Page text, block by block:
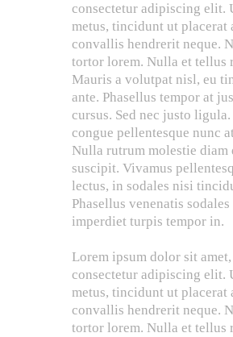
consectetur adipiscing elit.
metus, tincidunt ut placerat
convallis hendrerit neque.
tortor lorem. Nulla et tellus
Mauris a volutpat nisl, eu
ante. Phasellus tempor at
cursus. Sed nec justo
congue pellentesque nunc
Nulla rutrum molestie diam
suscipit. Vivamus
lectus, in sodales nisi
Phasellus venenatis
imperdiet turpis tempor in.
Lorem ipsum dolor sit amet,
consectetur adipiscing elit.
metus, tincidunt ut placerat
convallis hendrerit neque.
tortor lorem. Nulla et tellus